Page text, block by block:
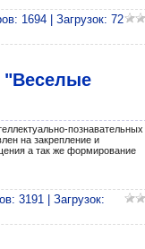
1694 | Загрузок: 72
"Веселые
познавательных
на закрепление и
а так же формирование
3191 | Загрузок: